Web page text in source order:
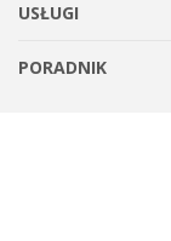
USŁUGI
PORADNIK